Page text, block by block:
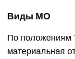
Виды МО
По положениям
материальная